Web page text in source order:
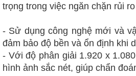
trọng trong việc ngăn chặn rủi
- Sử dụng công nghệ mới và
đảm bảo độ bền và ổn định khi
- Với độ phân giải 1.920 x
hình ảnh sắc nét, giúp chẩn